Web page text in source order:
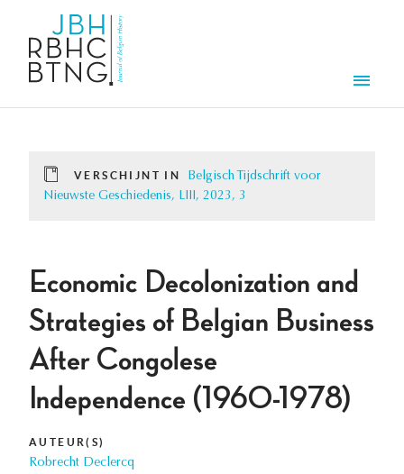
VERSCHIJNT IN
Belgisch Tijdschrift voor
Nieuwste Geschiedenis, LIII, 2023, 3
Economic Decolonization and
Strategies of Belgian Business
After Congolese
Independence (1960-1978)
AUTEUR(S)
Robrecht Declercq